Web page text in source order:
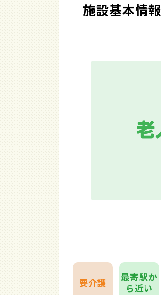
施設基本情報
要介護
最寄駅か
ら近い